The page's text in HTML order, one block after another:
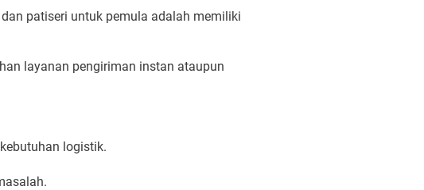
patiseri untuk pemula adalah memiliki
layanan pengiriman instan ataupun
logistik.